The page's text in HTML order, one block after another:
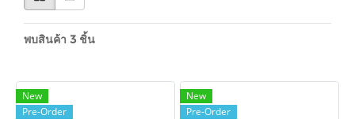
พบสินค้า 3 ชิ้น
New
Pre-Order
New
Pre-Order